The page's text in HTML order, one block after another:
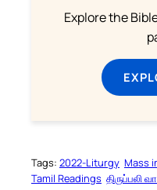
Explore the
Tags: 2022-Liturgy Mass
Tamil Readings திருப்பலி